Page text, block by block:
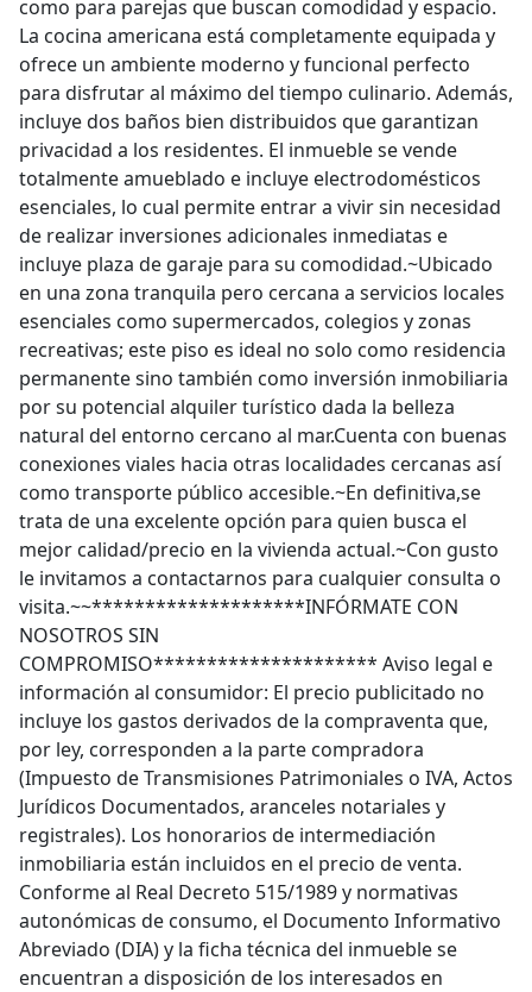
como para parejas que buscan comodidad y espacio.
La cocina americana está completamente equipada y
ofrece un ambiente moderno y funcional perfecto
para disfrutar al máximo del tiempo culinario. Además,
incluye dos baños bien distribuidos que garantizan
privacidad a los residentes. El inmueble se vende
totalmente amueblado e incluye electrodomésticos
esenciales, lo cual permite entrar a vivir sin necesidad
de realizar inversiones adicionales inmediatas e
incluye plaza de garaje para su comodidad.~Ubicado
en una zona tranquila pero cercana a servicios locales
esenciales como supermercados, colegios y zonas
recreativas; este piso es ideal no solo como residencia
permanente sino también como inversión inmobiliaria
por su potencial alquiler turístico dada la belleza
natural del entorno cercano al mar.Cuenta con buenas
conexiones viales hacia otras localidades cercanas así
como transporte público accesible.~En definitiva,se
trata de una excelente opción para quien busca el
mejor calidad/precio en la vivienda actual.~Con gusto
le invitamos a contactarnos para cualquier consulta o
visita.~~********************INFÓRMATE CON
NOSOTROS SIN
COMPROMISO********************* Aviso legal e
información al consumidor: El precio publicitado no
incluye los gastos derivados de la compraventa que,
por ley, corresponden a la parte compradora
(Impuesto de Transmisiones Patrimoniales o IVA, Actos
Jurídicos Documentados, aranceles notariales y
registrales). Los honorarios de intermediación
inmobiliaria están incluidos en el precio de venta.
Conforme al Real Decreto 515/1989 y normativas
autonómicas de consumo, el Documento Informativo
Abreviado (DIA) y la ficha técnica del inmueble se
encuentran a disposición de los interesados en